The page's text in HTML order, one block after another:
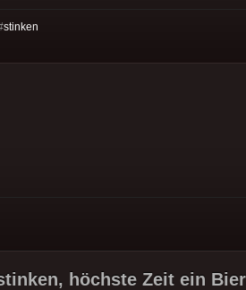
stinken
höchste Zeit ein